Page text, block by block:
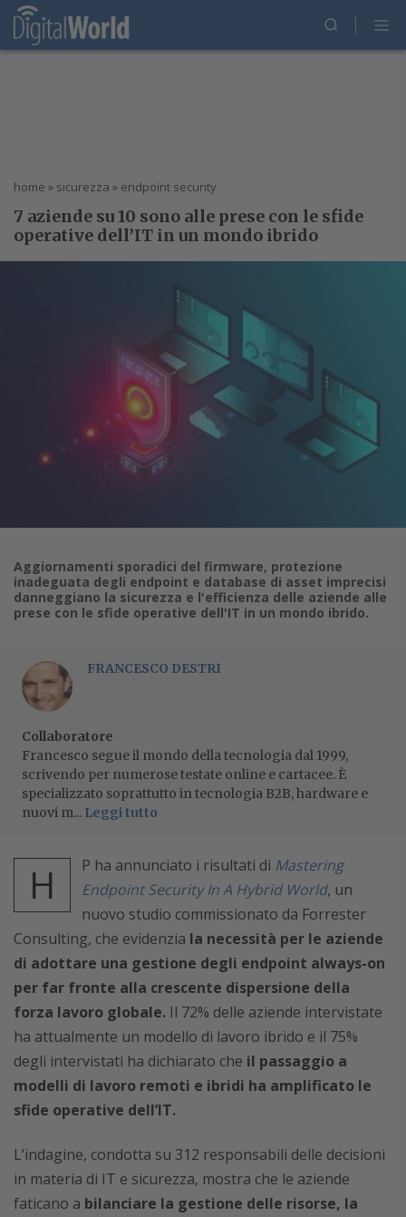
home » sicurezza » endpoint security
7 aziende su 10 sono alle prese con le sfide
operative dell’IT in un mondo ibrido
Aggiornamenti sporadici del firmware, protezione
inadeguata degli endpoint e database di asset imprecisi
danneggiano la sicurezza e l'efficienza delle aziende alle
prese con le sfide operative dell'IT in un mondo ibrido.
FRANCESCO DESTRI
Collaboratore
Francesco segue il mondo della tecnologia dal 1999,
scrivendo per numerose testate online e cartacee. È
specializzato soprattutto in tecnologia B2B, hardware e
nuovi m... Leggi tutto
H P ha annunciato i risultati di Mastering
Endpoint Security In A Hybrid World, un
nuovo studio commissionato da Forrester
Consulting, che evidenzia la necessità per le aziende
di adottare una gestione degli endpoint always-on
per far fronte alla crescente dispersione della
forza lavoro globale. Il 72% delle aziende intervistate
ha attualmente un modello di lavoro ibrido e il 75%
degli intervistati ha dichiarato che il passaggio a
modelli di lavoro remoti e ibridi ha amplificato le
sfide operative dell’IT.
L’indagine, condotta su 312 responsabili delle decisioni
in materia di IT e sicurezza, mostra che le aziende
faticano a bilanciare la gestione delle risorse, la